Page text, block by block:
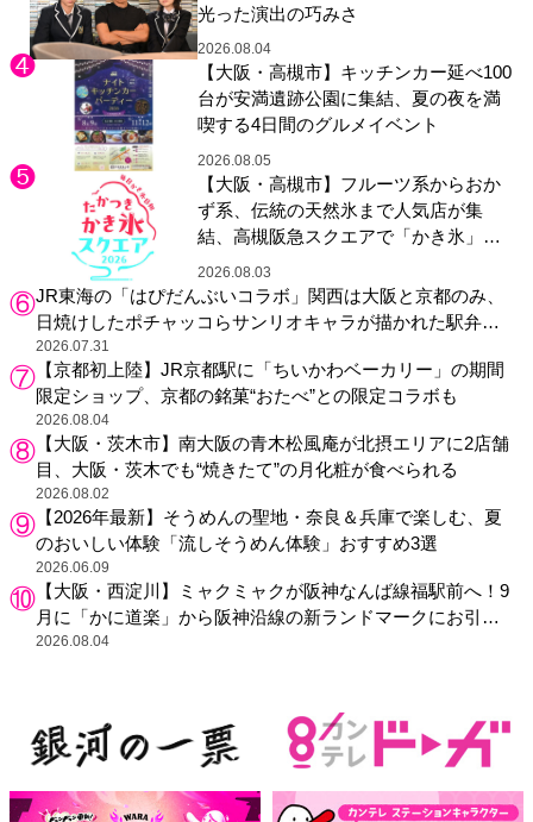
光った演出の巧みさ
2026.08.04
【大阪・高槻市】キッチンカー延べ100
台が安満遺跡公園に集結、夏の夜を満
喫する4日間のグルメイベント
2026.08.05
【大阪・高槻市】フルーツ系からおか
ず系、伝統の天然氷まで人気店が集
結、高槻阪急スクエアで「かき氷」祭
り
2026.08.03
JR東海の「はぴだんぶいコラボ」関西は大阪と京都のみ、
日焼けしたポチャッコらサンリオキャラが描かれた駅弁や
グッズが登場
2026.07.31
【京都初上陸】JR京都駅に「ちいかわベーカリー」の期間
限定ショップ、京都の銘菓“おたべ”との限定コラボも
2026.08.04
【大阪・茨木市】南大阪の青木松風庵が北摂エリアに2店舗
目、大阪・茨木でも“焼きたて”の月化粧が食べられる
2026.08.02
【2026年最新】そうめんの聖地・奈良＆兵庫で楽しむ、夏
のおいしい体験「流しそうめん体験」おすすめ3選
2026.06.09
【大阪・西淀川】ミャクミャクが阪神なんば線福駅前へ！9
月に「かに道楽」から阪神沿線の新ランドマークにお引っ
越し
2026.08.04